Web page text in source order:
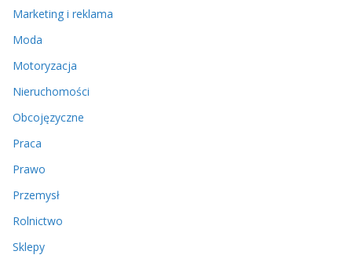
Marketing i reklama
Moda
Motoryzacja
Nieruchomości
Obcojęzyczne
Praca
Prawo
Przemysł
Rolnictwo
Sklepy